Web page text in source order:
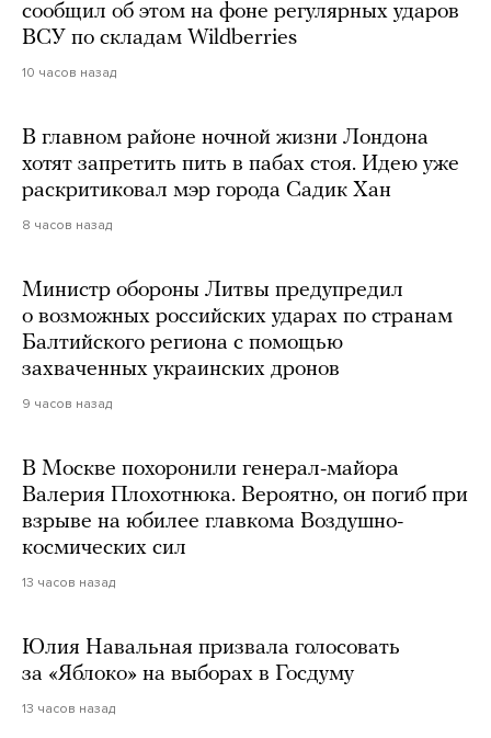
сообщил об этом на фоне регулярных ударов
ВСУ по складам Wildberries
10 часов назад
В главном районе ночной жизни Лондона
хотят запретить пить в пабах стоя. Идею уже
раскритиковал мэр города Садик Хан
8 часов назад
Министр обороны Литвы предупредил
о возможных российских ударах по странам
Балтийского региона с помощью
захваченных украинских дронов
9 часов назад
В Москве похоронили генерал-майора
Валерия Плохотнюка. Вероятно, он погиб при
взрыве на юбилее главкома Воздушно-
космических сил
13 часов назад
Юлия Навальная призвала голосовать
за «Яблоко» на выборах в Госдуму
13 часов назад